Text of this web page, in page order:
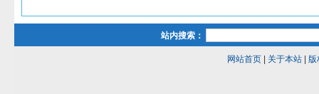
站内搜索：
网站首页| 关于本站| 版